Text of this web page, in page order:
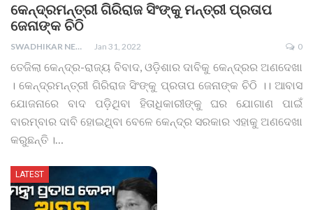
କେନ୍ଦ୍ରମନ୍ତ୍ରୀ ଗିରିରାଜ ସିଂଙ୍କୁ ମନ୍ତ୍ରୀ ପ୍ରତାପ
ଜେନାଙ୍କ ଚିଠି
SWADHIKAR NEWS Jan 31, 2022 0
ତେଜିଲା କେନ୍ଦ୍ର-ରାଜ୍ୟ ବିବାଦ, ଓଡ଼ିଶାର ଦାବିକୁ କେନ୍ଦ୍ରର ଅଣଦେଖା
। କେନ୍ଦ୍ରମନ୍ତ୍ରୀ ଗିରିରାଜ ସିଂଙ୍କୁ ପ୍ରତାପ ଜେନାଙ୍କ ଚିଠି ।। ଆବାସ
ଯୋଜନାରେ ବାଦ ପଡ଼ିଥିବା ହିତାଧିକାରୀଙ୍କୁ ଘର ଯୋଗାଣ ପାଇଁ
ବାରମ୍ବାର ଦାବି ହୋଇଥି୍ବା ବେଳେ କେନ୍ଦ୍ର ସରକାର ଏହାକୁ ଅଣଦେଖା
କରୁଛନ୍ତି ।
LATEST